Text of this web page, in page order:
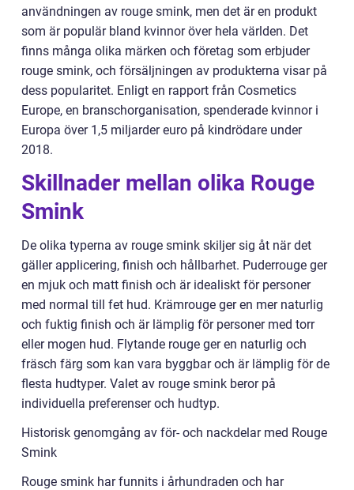
användningen av rouge smink, men det är en produkt
som är populär bland kvinnor över hela världen. Det
finns många olika märken och företag som erbjuder
rouge smink, och försäljningen av produkterna visar på
dess popularitet. Enligt en rapport från Cosmetics
Europe, en branschorganisation, spenderade kvinnor i
Europa över 1,5 miljarder euro på kindrödare under
2018.
Skillnader mellan olika Rouge
Smink
De olika typerna av rouge smink skiljer sig åt när det
gäller applicering, finish och hållbarhet. Puderrouge ger
en mjuk och matt finish och är idealiskt för personer
med normal till fet hud. Krämrouge ger en mer naturlig
och fuktig finish och är lämplig för personer med torr
eller mogen hud. Flytande rouge ger en naturlig och
fräsch färg som kan vara byggbar och är lämplig för de
flesta hudtyper. Valet av rouge smink beror på
individuella preferenser och hudtyp.
Historisk genomgång av för- och nackdelar med Rouge
Smink
Rouge smink har funnits i århundraden och har